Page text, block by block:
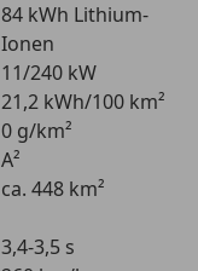
84 kWh Lithium-
Ionen
11/240 kW
21,2 kWh/100 km²
0 g/km²
A²
ca. 448 km²
3,4-3,5 s